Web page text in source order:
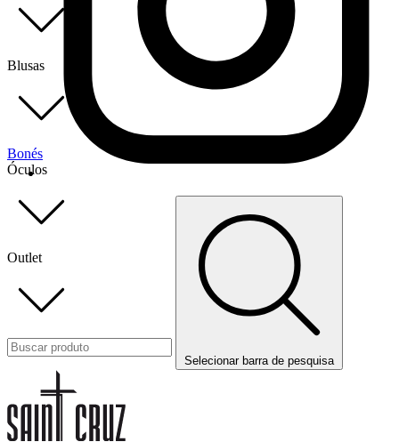
Blusas
Bonés
Óculos
Outlet
Selecionar barra de pesquisa